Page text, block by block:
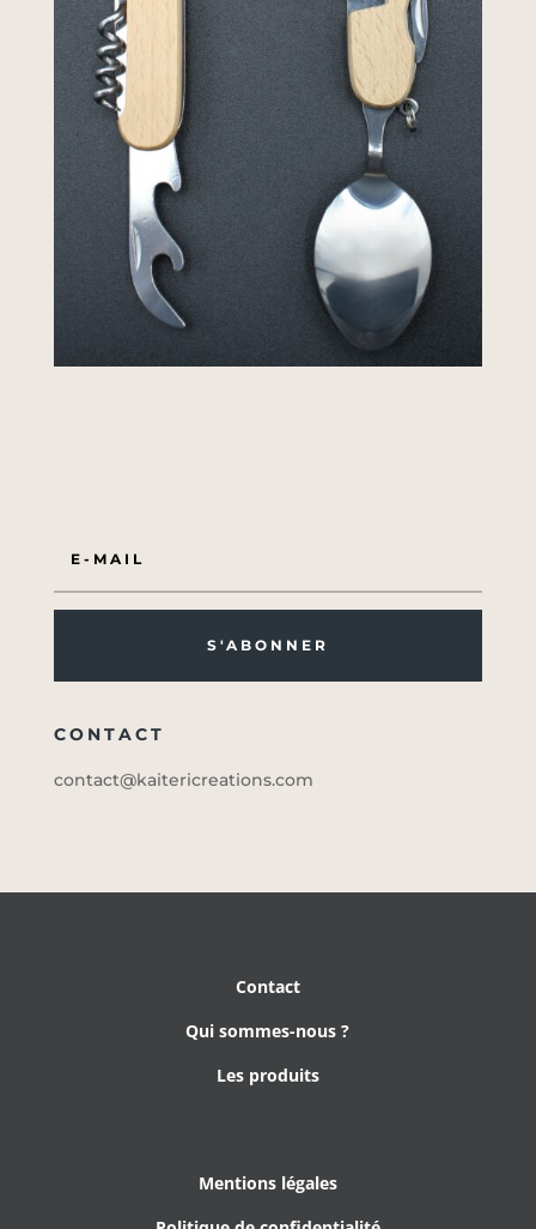
S'ABONNER
CONTACT
contact@kaitericreations.com
Contact
Qui sommes-nous ?
Les produits
Mentions légales